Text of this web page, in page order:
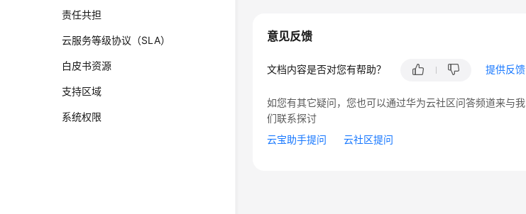
责任共担
云服务等级协议（SLA）
白皮书资源
支持区域
系统权限
意见反馈
文档内容是否对您有帮助？ 提供反馈
如您有其它疑问，您也可以通过华为云社区问答频道来与我
们联系探讨
云宝助手提问
云社区提问